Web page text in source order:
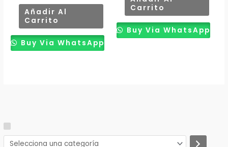
S
C
E
Añadir Al
Carrito
Buy Via WhatsApp
Carrito
Buy Via WhatsApp